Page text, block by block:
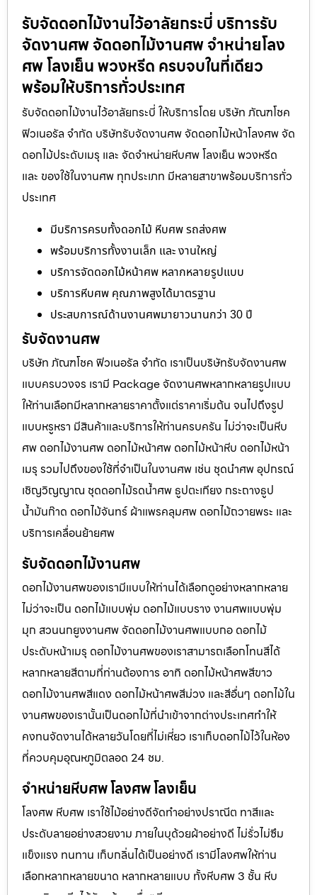
รับจัดดอกไม้งานไว้อาลัยกระบี่ บริการรับ
จัดงานศพ จัดดอกไม้งานศพ จำหน่ายโลง
ศพ โลงเย็น พวงหรีด ครบจบในที่เดียว
พร้อมให้บริการทั่วประเทศ
รับจัดดอกไม้งานไว้อาลัยกระบี่ ให้บริการโดย บริษัท ภัณฑโชค
ฟิวเนอรัล จำกัด บริษัทรับจัดงานศพ จัดดอกไม้หน้าโลงศพ จัด
ดอกไม้ประดับเมรุ และ จัดจำหน่ายหีบศพ โลงเย็น พวงหรีด
และ ของใช้ในงานศพ ทุกประเภท มีหลายสาขาพร้อมบริการทั่ว
ประเทศ
มีบริการครบทั้งดอกไม้ หีบศพ รถส่งศพ
พร้อมบริการทั้งงานเล็ก และ งานใหญ่
บริการจัดดอกไม้หน้าศพ หลากหลายรูปแบบ
บริการหีบศพ คุณภาพสูงได้มาตรฐาน
ประสบการณ์ด้านงานศพมายาวนานกว่า 30 ปี
รับจัดงานศพ
บริษัท ภัณฑโชค ฟิวเนอรัล จำกัด เราเป็นบริษัทรับจัดงานศพ
แบบครบวงจร เรามี Package จัดงานศพหลากหลายรูปแบบ
ให้ท่านเลือกมีหลากหลายราคาตั้งแต่ราคาเริ่มต้น จนไปถึงรูป
แบบหรูหรา มีสินค้าและบริการให้ท่านครบครัน ไม่ว่าจะเป็นหีบ
ศพ ดอกไม้งานศพ ดอกไม้หน้าศพ ดอกไม้หน้าหีบ ดอกไม้หน้า
เมรุ รวมไปถึงของใช้ที่จำเป็นในงานศพ เช่น ชุดนำศพ อุปกรณ์
เชิญวิญญาณ ชุดดอกไม้รดน้ำศพ ธูปตะเกียง กระถางธูป
น้ำมันก๊าด ดอกไม้จันทร์ ผ้าแพรคลุมศพ ดอกไม้ถวายพระ และ
บริการเคลื่อนย้ายศพ
รับจัดดอกไม้งานศพ
ดอกไม้งานศพของเรามีแบบให้ท่านได้เลือกดูอย่างหลากหลาย
ไม่ว่าจะเป็น ดอกไม้แบบพุ่ม ดอกไม้แบบราง งานศพแบบพุ่ม
มุก สวนนกยูงงานศพ จัดดอกไม้งานศพแบบกอ ดอกไม้
ประดับหน้าเมรุ ดอกไม้งานศพของเราสามารถเลือกโทนสีได้
หลากหลายสีตามที่ท่านต้องการ อาทิ ดอกไม้หน้าศพสีขาว
ดอกไม้งานศพสีแดง ดอกไม้หน้าศพสีม่วง และสีอื่นๆ ดอกไม้ใน
งานศพของเรานั้นเป็นดอกไม้ที่นำเข้าจากต่างประเทศทำให้
คงทนจัดงานได้หลายวันโดยที่ไม่เหี่ยว เราเก็บดอกไม้ไว้ในห้อง
ที่ควบคุมอุณหภูมิตลอด 24 ชม.
จำหน่ายหีบศพ โลงศพ โลงเย็น
โลงศพ หีบศพ เราใช้ไม้อย่างดีจัดทำอย่างปราณีต ทาสีและ
ประดับลายอย่างสวยงาม ภายในบุด้วยผ้าอย่างดี ไม่รั่วไม่ซึม
แข็งแรง ทนทาน เก็บกลิ่นได้เป็นอย่างดี เรามีโลงศพให้ท่าน
เลือกหลากหลายขนาด หลากหลายแบบ ทั้งหีบศพ 3 ชั้น หีบ